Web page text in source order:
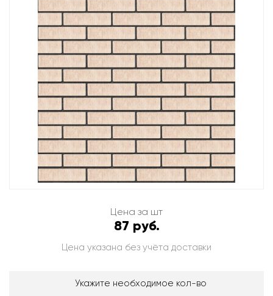
Цена за шт
87 руб.
Цена указана без учёта доставки
Укажите необходимое кол-во